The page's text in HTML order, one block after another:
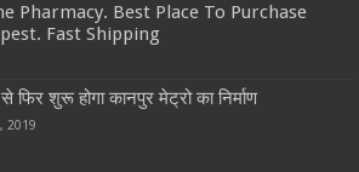
Pharmacy. Best Place To Purchase
Fast Shipping
फिर शुरू होगा कानपुर मेट्रो का निर्माण
2019